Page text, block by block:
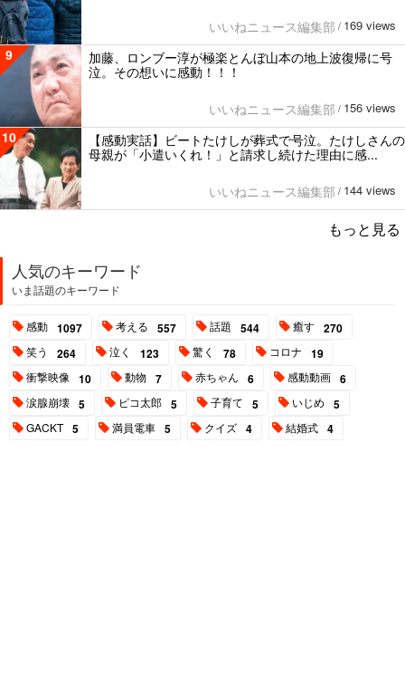
いいねニュース編集部 / 169 views
9
加藤、ロンブー淳が極楽とんぼ山本の地上波復帰に号
泣。その想いに感動！！！
いいねニュース編集部 / 156 views
10
【感動実話】ビートたけしが葬式で号泣。たけしさんの
母親が「小遣いくれ！」と請求し続けた理由に感...
いいねニュース編集部 / 144 views
もっと見る
人気のキーワード
いま話題のキーワード
感動 1097 考える 557 話題 544 癒す 270
笑う 264 泣く 123 驚く 78 コロナ 19
衝撃映像 10 動物 7 赤ちゃん 6 感動動画 6
涙腺崩壊 5 ピコ太郎 5 子育て 5 いじめ 5
GACKT 5 満員電車 5 クイズ 4 結婚式 4